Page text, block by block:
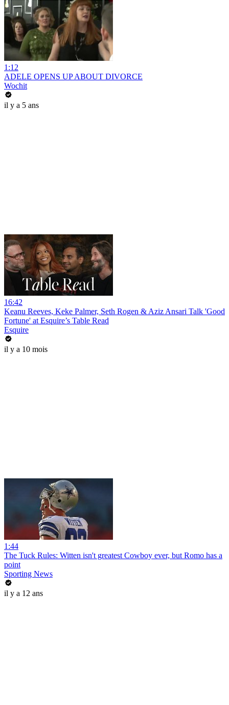
1:12
ADELE OPENS UP ABOUT DIVORCE
Wochit
il y a 5 ans
16:42
Keanu Reeves, Keke Palmer, Seth Rogen & Aziz Ansari Talk 'Good
Fortune' at Esquire’s Table Read
Esquire
il y a 10 mois
1:44
The Tuck Rules: Witten isn't greatest Cowboy ever, but Romo has a
point
Sporting News
il y a 12 ans